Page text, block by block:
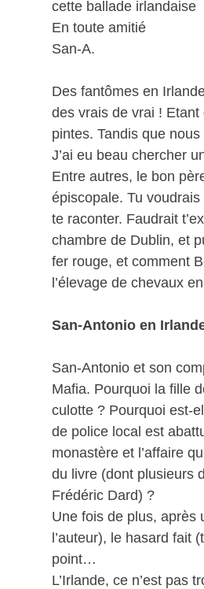
cette ballade irlandaise
En toute amitié
San-A.
Des fantômes en
des vrais de vrai !
pintes. Tandis que nous
J’ai eu beau chercher
Entre autres, le bon
épiscopale. Tu
te raconter. Faudrait
chambre de Dublin, et
fer rouge, et comment
l’élevage de chevaux
San-Antonio en
San-Antonio et son
Mafia. Pourquoi la fille
culotte ? Pourquoi est-
de police local est
monastère et l’affaire
du livre (dont plusieurs
Frédéric Dard) ?
Une fois de plus, après
l’auteur), le hasard fait
point…
L’Irlande, ce n’est pas